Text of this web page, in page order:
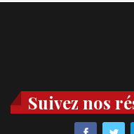
Suivez nos